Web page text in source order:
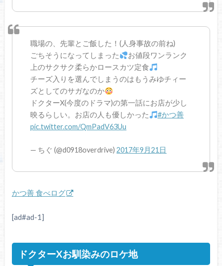
職場の、先輩とご飯した！(人身事故の前ね)
ごちそうになってしまった
お値段ワンランク
上のサクサク柔らかロースカツ定食
チーズ入りを選んでしまうのはもうみゆチィー
ズとしてのサガなのか
ドクターX(今度のドラマ)の第一話にお店が少し
映るらしい。お店の人も優しかった
#かつ善
pic.twitter.com/QmPadV63Uu
— ちぐ (@d0918overdrive)2017年9月21日
かつ善 食べログ
[ad#ad-1]
ドクターXお馴染みのロケ地